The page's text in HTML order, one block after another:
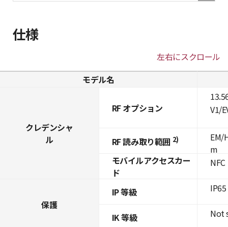
仕様
左右にスクロール
モデル名
クレデンシャ
ル
RF オプション
RF 読み取り範囲 2)
モバイルアクセスカー
ド
保護
IP 等級
IK 等級
V1/
EM/
m
NFC
IP65
Not